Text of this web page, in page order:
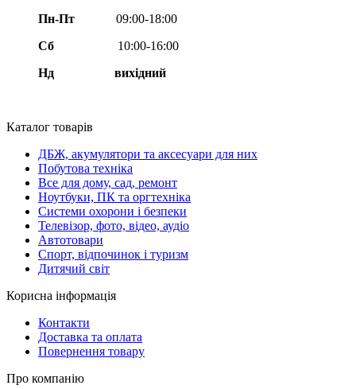
Пн-Пт
09:00-18:00
Сб
10:00-16:00
Нд вихідний
Каталог товарів
ДБЖ, акумулятори та аксесуари для них
Побутова техніка
Все для дому, сад, ремонт
Ноутбуки, ПК та оргтехніка
Системи охорони і безпеки
Телевізор, фото, відео, аудіо
Автотовари
Спорт, відпочинок і туризм
Дитячий світ
Корисна інформація
Контакти
Доставка та оплата
Повернення товару
Про компанію